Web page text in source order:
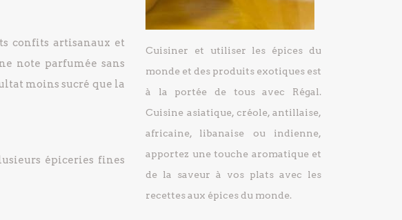
confits artisanaux et
note parfumée sans
moins sucré que la
épiceries fines
Cuisiner et utiliser les épices du
monde et des produits exotiques est
à la portée de tous avec Régal.
Cuisine asiatique, créole, antillaise,
africaine, libanaise ou indienne,
apportez une touche aromatique et
de la saveur à vos plats avec les
recettes aux épices du monde.